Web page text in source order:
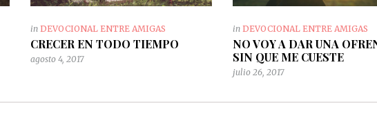
inDEVOCIONAL ENTRE AMIGAS
CRECER EN TODO TIEMPO
agosto 4, 2017
in DEVOCIONAL ENTRE AMIGAS
NO VOY A DAR UNA
SIN QUE ME CUESTE
julio 26, 2017